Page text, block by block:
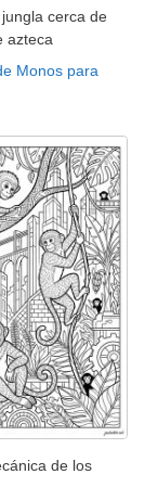
cerca de
azteca
Monos para
de los